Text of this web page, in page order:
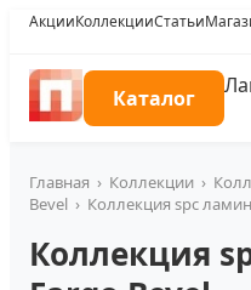
АкцииКоллекцииСтатьи
Каталог
Главная › Коллекции ›
Bevel › Коллекция spc
Коллекция